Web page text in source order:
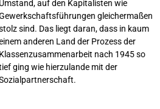
Umstand, auf den Kapitalisten wie
gleichermaßen
sind. Das liegt daran, dass in kaum
anderen Land der Prozess der
Klassenzusammenarbeit nach 1945 so
ging wie hierzulande mit der